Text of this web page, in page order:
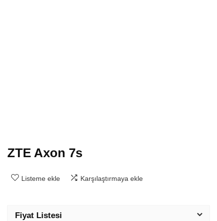
ZTE Axon 7s
Listeme ekle Karşılaştırmaya ekle
Fiyat Listesi